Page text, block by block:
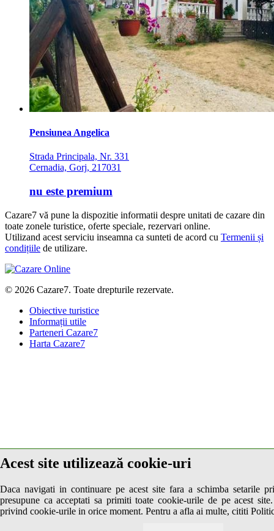
Acest site utilizează cookie-uri
Daca navigati in continuare pe acest site fara a schimba setarile
presupune ca acceptati sa primiti toate cookie-urile de pe acest
privind cookie-urile in orice moment. Pentru a afla ai multe, cititi
Pensiunea Angelica
Strada Principala, Nr. 331
Cernadia, Gorj, 217031
nu este premium
Cazare7 vă pune la dispozitie informatii despre unitati de cazare din
toate zonele turistice, oferte speciale, rezervari online.
Utilizand acest serviciu inseamna ca sunteti de acord cu Termenii și
condițiile de utilizare.
© 2026 Cazare7. Toate drepturile rezervate.
Obiective turistice
Informații utile
Parteneri Cazare7
Harta Cazare7